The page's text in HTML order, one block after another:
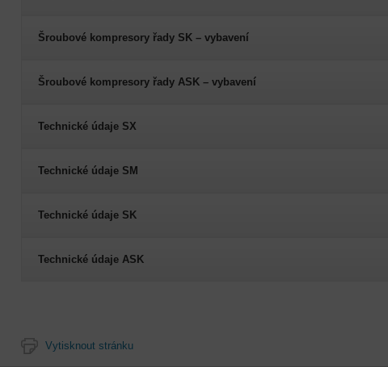
Šroubové kompresory řady SK – vybavení
Šroubové kompresory řady ASK – vybavení
Technické údaje SX
Technické údaje SM
Technické údaje SK
Technické údaje ASK
Vytisknout stránku